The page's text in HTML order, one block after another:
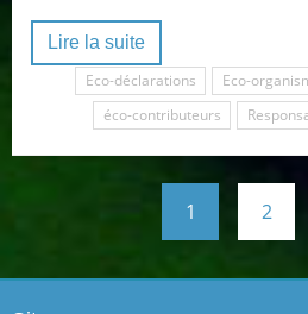
Lire la suite
Eco-déclarations
Eco-
éco-contributeurs
1 2